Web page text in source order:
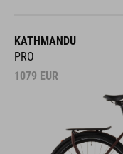
KATHMANDU
PRO
1079 EUR